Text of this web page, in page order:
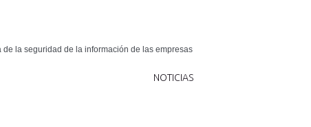
la seguridad de la información de las empresas
NOTICIAS